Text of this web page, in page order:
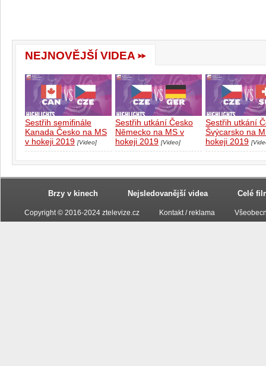
NEJNOVĚJŠÍ VIDEA
Sestřih semifinále
Kanada Česko na MS
v hokeji 2019 [Video]
Sestřih utkání Česko
Německo na MS v
hokeji 2019 [Video]
Sestřih utkání
Švýcarsko na
hokeji 2019
Brzy v kinech Nejsledovanější videa Celé
Copyright © 2016-2024 ztelevize.cz Kontakt / reklama